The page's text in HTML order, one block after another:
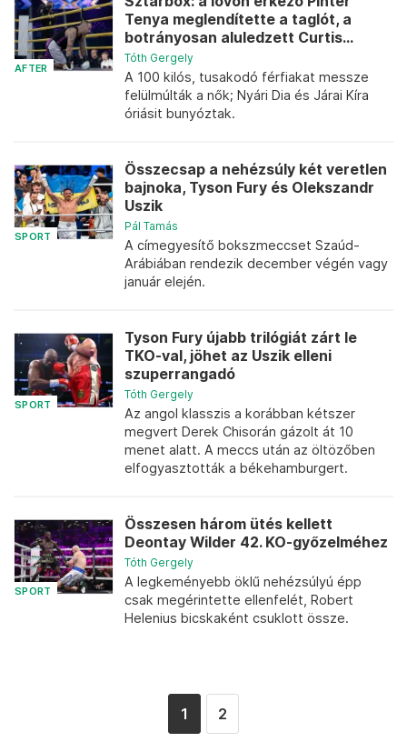
AFTER
Tenya meglendítette a taglót, a
botrányosan aluledzett Curtis...
Tóth Gergely
A 100 kilós, tusakodó férfiakat messze
felülmúlták a nők; Nyári Dia és Járai Kíra
óriásit bunyóztak.
SPORT
Összecsap a nehézsúly két veretlen
bajnoka, Tyson Fury és Olekszandr
Uszik
Pál Tamás
A címegyesítő bokszmeccset Szaúd-
Arábiában rendezik december végén vagy
január elején.
SPORT
Tyson Fury újabb trilógiát zárt le
TKO-val, jöhet az Uszik elleni
szuperrangadó
Tóth Gergely
Az angol klasszis a korábban kétszer
megvert Derek Chisorán gázolt át 10
menet alatt. A meccs után az öltözőben
elfogyasztották a békehamburgert.
SPORT
Összesen három ütés kellett
Deontay Wilder 42. KO-győzelméhez
Tóth Gergely
A legkeményebb öklű nehézsúlyú épp
csak megérintette ellenfelét, Robert
Helenius bicskaként csuklott össze.
1 2